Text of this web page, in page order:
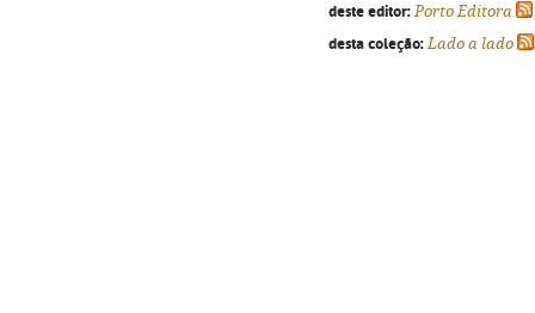
deste editor: Porto Editora
desta coleção: Lado a lado